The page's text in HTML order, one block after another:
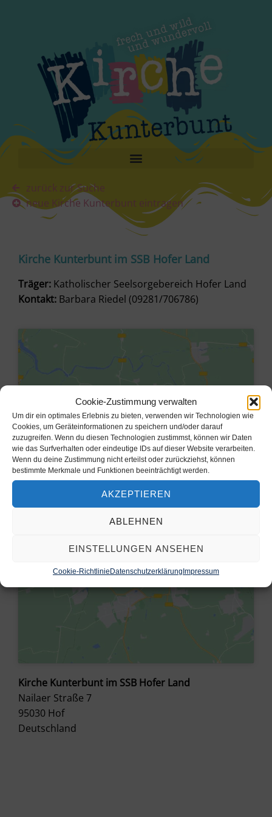
Cookie-Zustimmung verwalten
Um dir ein optimales Erlebnis zu bieten, verwenden wir Technologien wie
Cookies, um Geräteinformationen zu speichern und/oder darauf
zuzugreifen. Wenn du diesen Technologien zustimmst, können wir Daten
wie das Surfverhalten oder eindeutige IDs auf dieser Website verarbeiten.
Wenn du deine Zustimmung nicht erteilst oder zurückziehst, können
bestimmte Merkmale und Funktionen beeinträchtigt werden.
AKZEPTIEREN
ABLEHNEN
EINSTELLUNGEN ANSEHEN
Cookie-Richtlinie Datenschutzerklärung Impressum
zurück zur Suche
neue Kirche Kunterbunt eintragen
Kirche Kunterbunt im SSB Hofer Land
Träger: Katholischer Seelsorgebereich Hofer Land
Kontakt: Barbara Riedel (09281/706786)
Klicke hier, um Marketing-Cookies
zu akzeptieren und diesen Inhalt zu
aktivieren
Kirche Kunterbunt im SSB Hofer Land
Nailaer Straße 7
95030 Hof
Deutschland